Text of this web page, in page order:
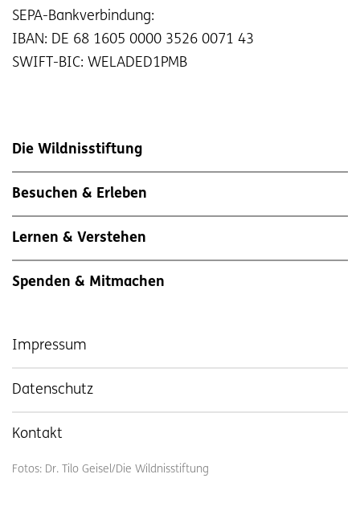
SEPA-Bankverbindung:
IBAN: DE 68 1605 0000 3526 0071 43
SWIFT-BIC: WELADED1PMB
Die Wildnisstiftung
Besuchen & Erleben
Lernen & Verstehen
Spenden & Mitmachen
Impressum
Datenschutz
Kontakt
Fotos: Dr. Tilo Geisel/Die Wildnisstiftung